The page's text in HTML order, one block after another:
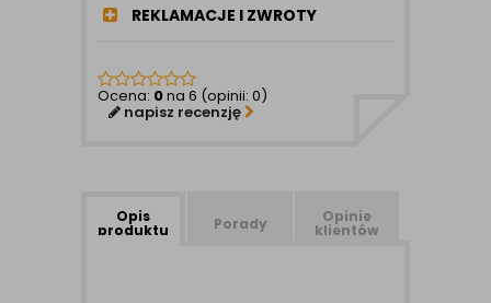
REKLAMACJE I ZWROTY
Ocena: 0na 6 (opinii: 0)
napisz recenzję
Opis
produktu Porady Opinie
klientów